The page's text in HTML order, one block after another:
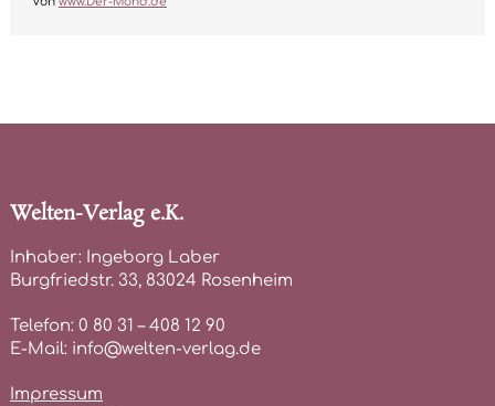
Welten-Verlag e.K.
Inhaber: Ingeborg Laber
Burgfriedstr. 33, 83024 Rosenheim
Telefon: 0 80 31 – 408 12 90
E-Mail: info@welten-verlag.de
Impressum